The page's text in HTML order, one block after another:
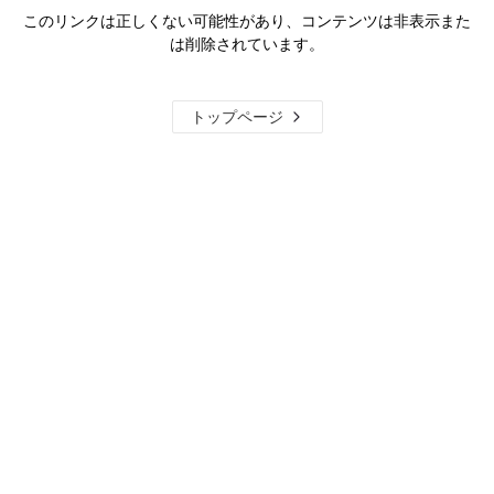
このリンクは正しくない可能性があり、コンテンツは非表示また
は削除されています。
トップページ